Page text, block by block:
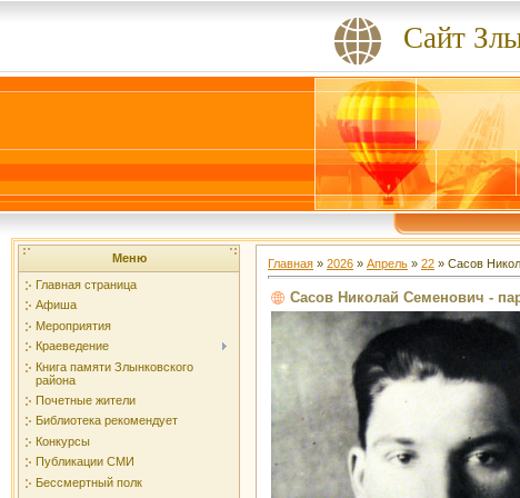
Сайт
Меню
Главная страница
Афиша
Мероприятия
Краеведение
Книга памяти Злынковского
района
Почетные жители
Библиотека рекомендует
Конкурсы
Публикации СМИ
Бессмертный полк
Главная » 2026 » Апрель » 22 » Сасов
Сасов Николай Семенович -